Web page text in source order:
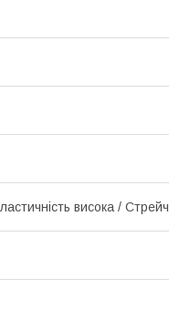
висока / Стрейч